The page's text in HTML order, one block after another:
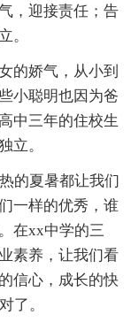
，迎接责任；告
。
的娇气，从小到
小聪明也因为爸
中三年的住校生
立。
的夏暑都让我们
一样的优秀，谁
在xx中学的三
素养，让我们看
信心，成长的快
了。